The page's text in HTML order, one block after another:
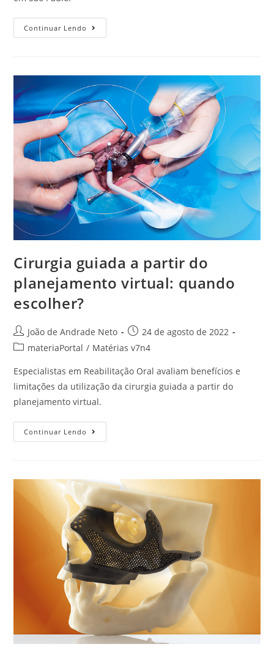
Continuar Lendo
Cirurgia guiada a partir do
planejamento virtual: quando
escolher?
João de Andrade Neto
24 de agosto de 2022
materiaPortal / Matérias v7n4
Especialistas em Reabilitação Oral avaliam benefícios e
limitações da utilização da cirurgia guiada a partir do
planejamento virtual.
Continuar Lendo